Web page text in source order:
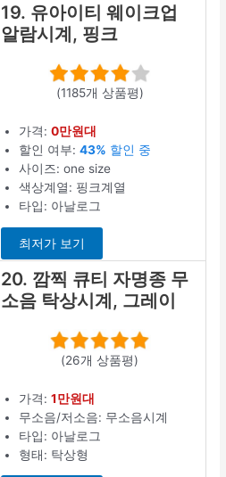
19. 유아이티 웨이크업
알람시계, 핑크
(1185개 상품평)
가격:0만원대
할인 여부:43% 할인 중
사이즈: one size
색상계열: 핑크계열
타입: 아날로그
최저가 보기
20. 깜찍 큐티 자명종 무
소음 탁상시계, 그레이
(26개 상품평)
가격:1만원대
무소음/저소음: 무소음시계
타입: 아날로그
형태: 탁상형